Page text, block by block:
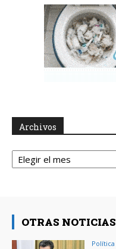
Archivos
Archivos
OTRAS NOTICIAS
Política